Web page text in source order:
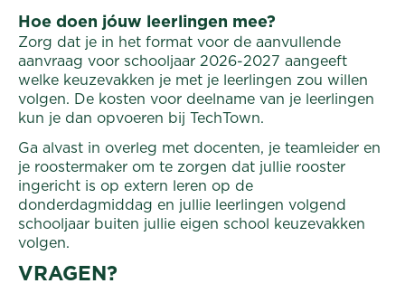
Hoe doen jóuw leerlingen mee?
Zorg dat je in het format voor de aanvullende
aanvraag voor schooljaar 2026-2027 aangeeft
welke keuzevakken je met je leerlingen zou willen
volgen. De kosten voor deelname van je leerlingen
kun je dan opvoeren bij TechTown.
Ga alvast in overleg met docenten, je teamleider en
je roostermaker om te zorgen dat jullie rooster
ingericht is op extern leren op de
donderdagmiddag en jullie leerlingen volgend
schooljaar buiten jullie eigen school keuzevakken
volgen.
VRAGEN?